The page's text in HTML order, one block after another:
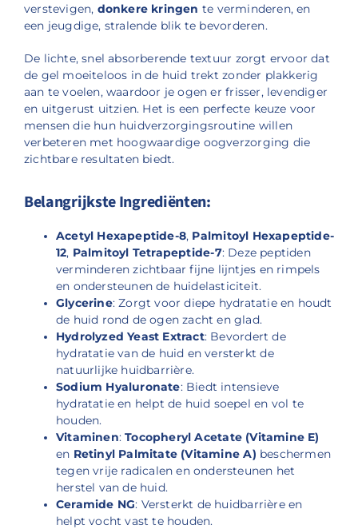
verstevigen, donkere kringen te verminderen, en
een jeugdige, stralende blik te bevorderen.
De lichte, snel absorberende textuur zorgt ervoor dat
de gel moeiteloos in de huid trekt zonder plakkerig
aan te voelen, waardoor je ogen er frisser, levendiger
en uitgerust uitzien. Het is een perfecte keuze voor
mensen die hun huidverzorgingsroutine willen
verbeteren met hoogwaardige oogverzorging die
zichtbare resultaten biedt.
Belangrijkste Ingrediënten:
Acetyl Hexapeptide-8, Palmitoyl Hexapeptide-
12, Palmitoyl Tetrapeptide-7: Deze peptiden
verminderen zichtbaar fijne lijntjes en rimpels
en ondersteunen de huidelasticiteit.
Glycerine: Zorgt voor diepe hydratatie en houdt
de huid rond de ogen zacht en glad.
Hydrolyzed Yeast Extract: Bevordert de
hydratatie van de huid en versterkt de
natuurlijke huidbarrière.
Sodium Hyaluronate: Biedt intensieve
hydratatie en helpt de huid soepel en vol te
houden.
Vitaminen:Tocopheryl Acetate (Vitamine E)
en Retinyl Palmitate (Vitamine A) beschermen
tegen vrije radicalen en ondersteunen het
herstel van de huid.
Ceramide NG: Versterkt de huidbarrière en
helpt vocht vast te houden.